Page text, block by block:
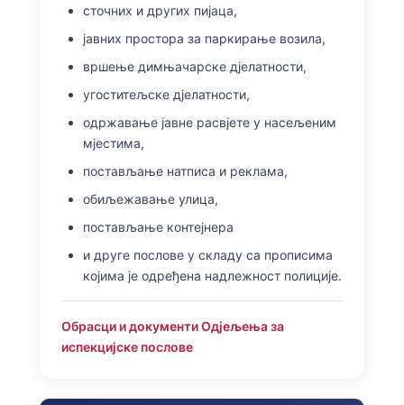
сточних и других пијаца,
јавних простора за паркирање возила,
вршење димњачарске дјелатности,
угоститељске дјелатности,
одржавање јавне расвјете у насељеним
мјестима,
постављање натписа и реклама,
обиљежавање улица,
постављање контејнера
и друге послове у складу са прописима
којима је одређена надлежност полиције.
Обрасци и документи Одјељења за
испекцијске послове